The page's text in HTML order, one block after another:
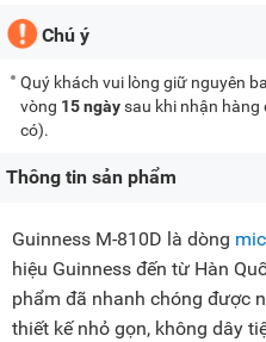
Chú ý
Quý khách vui lòng giữ nguyên
vòng 15 ngàysau khi nhận hàng
có).
Thông tin sản phẩm
Guinness M-810D là dòng
hiệu Guinness đến từ Hàn
phẩm đã nhanh chóng được
thiết kế nhỏ gọn, không dây